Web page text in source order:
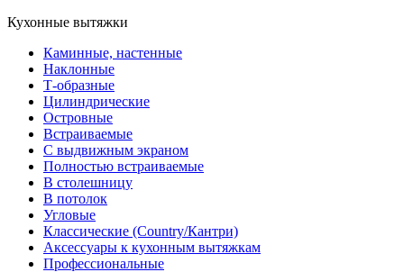
Кухонные вытяжки
Каминные, настенные
Наклонные
Т-образные
Цилиндрические
Островные
Встраиваемые
С выдвижным экраном
Полностью встраиваемые
В столешницу
В потолок
Угловые
Классические (Country/Кантри)
Аксессуары к кухонным вытяжкам
Профессиональные